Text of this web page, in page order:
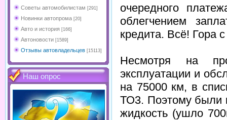
Советы автомобилистам [291]
Новинки автопрома [20]
Авто и история [166]
Автоновости [1589]
Отзывы автовладельцев [15113]
Наш опрос
очередного
облегчением
кредита. Всё! Гора
Несмотря на
эксплуатации и
на 75000 км, в
ТО3. Поэтому были
жидкость (ушло